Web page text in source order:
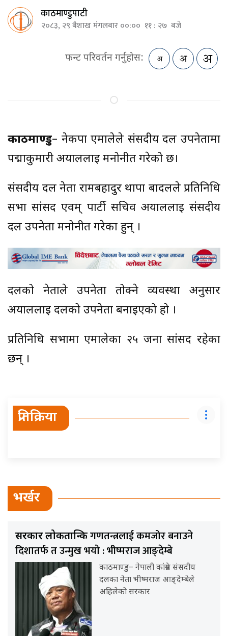
काठमाण्डुपाटी
२०८३, २९ बैशाख मंगलबार ००:०० ११ : २७ बजे
फन्ट परिवर्तन गर्नुहोस:
काठमाण्डु– नेकपा एमालेले संसदीय दल उपनेतामा
पद्माकुमारी अर्याललाई मनोनीत गरेको छ।
संसदीय दल नेता रामबहादुर थापा बादलले प्रतिनिधि
सभा सांसद एवम् पार्टी सचिव अर्याललाई संसदीय
दल उपनेता मनोनीत गरेका हुन् ।
दलको नेताले उपनेता तोक्ने व्यवस्था अनुसार
अर्याललाई दलको उपनेता बनाइएको हो ।
प्रतिनिधि सभामा एमालेका २५ जना सांसद रहेका
छन् ।
प्रतिक्रिया
भर्खर
सरकार लोकतान्त्रिकगणतन्त्रलाई कमजोर बनाउने
दिशातर्फ त उन्मुख भयाे : भीष्मराज आङ्देम्बे
काठमाण्डु– नेपाली कांग्रेस संसदीय
दलका नेता भीष्मराज आङ्देम्बेले
अहिलेकाे सरकार